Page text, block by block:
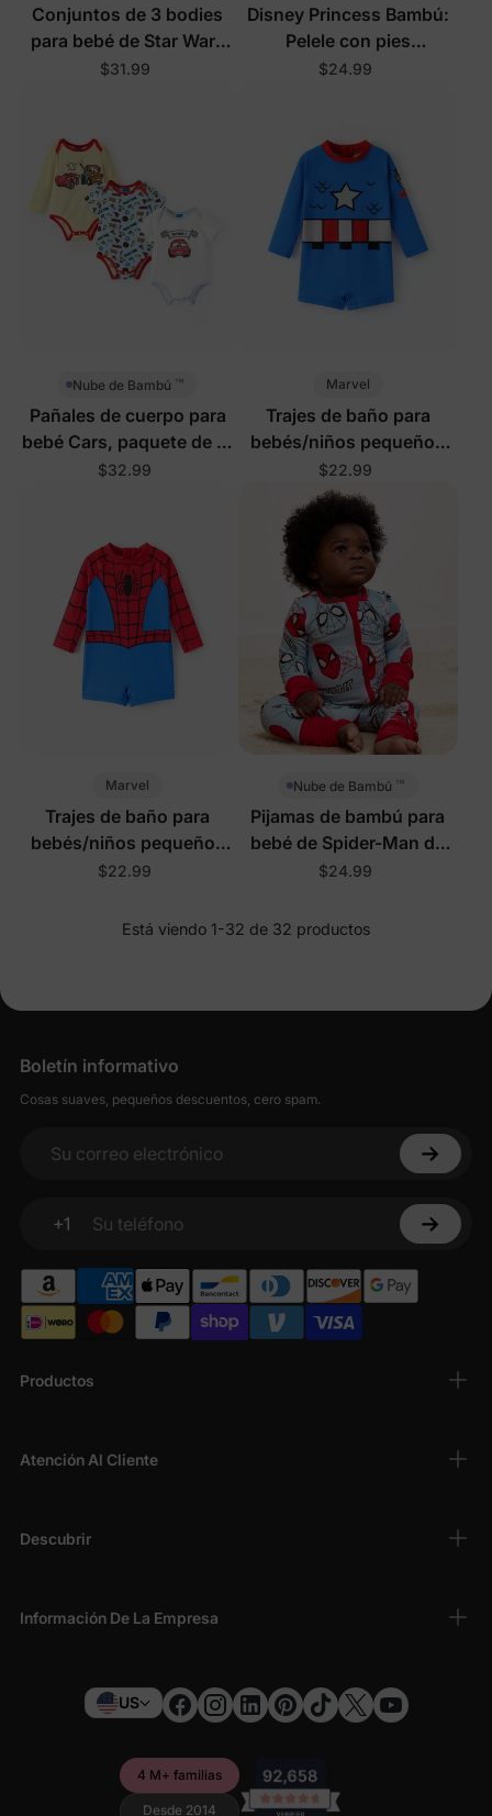
Conjuntos de 3 bodies
para bebé de Star Wars
multicolor
$31.99
Disney Princess Bambú:
Pelele con pies
Ariel/Belle/Tiana con
larga para bebé niña,
color rosa
$24.99
Nube de Bambú ™
Pañales de cuerpo para
bebé Cars, paquete de 3,
multicolor
$32.99
Marvel
Trajes de baño para
bebés/niños pequeños
azul
$22.99
Marvel
Trajes de baño para
bebés/niños pequeños
rojos
$22.99
Nube de Bambú ™
Pijamas de bambú para
bebé de Spider-Man de
Marvel
$24.99
Está viendo 1-32 de 32 productos
Productos
Atención Al Cliente
Descubrir
Información De La Empresa
Boletín informativo
Cosas suaves, pequeños descuentos, cero spam.
Su correo electrónico
+1
Su teléfono
US
4 M+ familias
Desde 2014